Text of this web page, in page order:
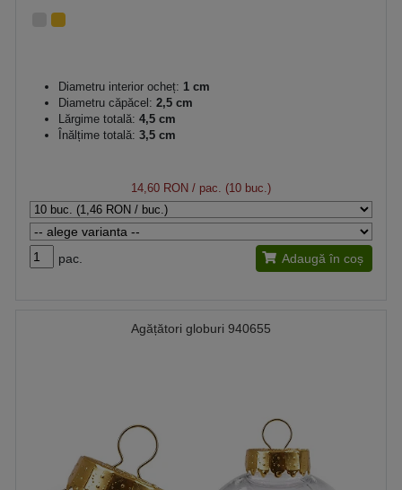
Diametru interior ocheț: 1 cm
Diametru căpăcel: 2,5 cm
Lărgime totală: 4,5 cm
Înălțime totală: 3,5 cm
14,60 RON / pac. (10 buc.)
pac. Adaugă în coș
Agățători globuri 940655